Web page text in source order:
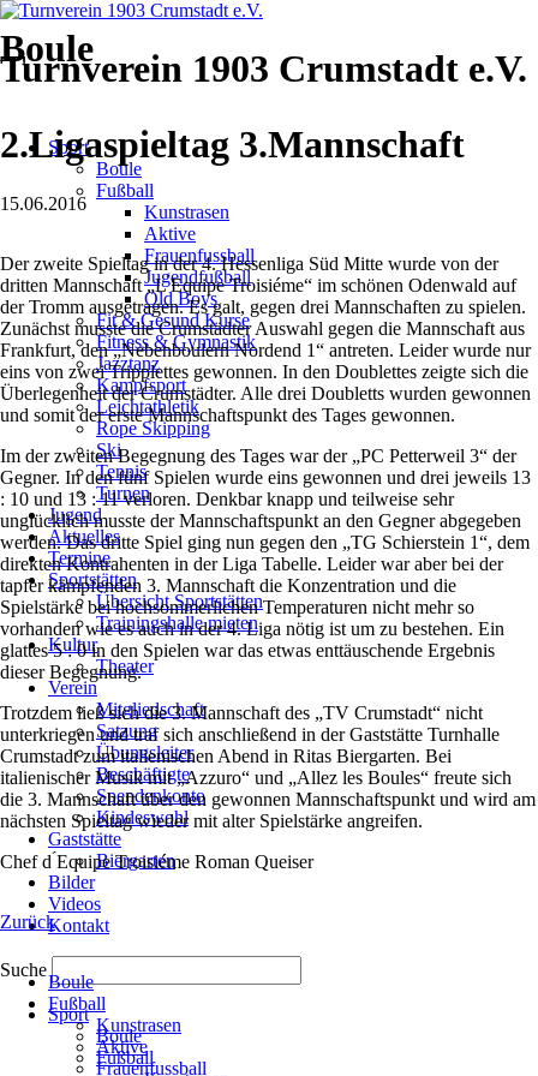
Turnverein 1903 Crumstadt e.V.
Navigation
überspringen
Sport
Boule
Fußball
Kunstrasen
Aktive
Frauenfussball
Jugendfußball
Old Boys
Fit & Gesund Kurse
Fitness & Gymnastik
Jazztanz
Kampfsport
Leichtathletik
Rope Skipping
Ski
Tennis
Turnen
Jugend
Aktuelles
Termine
Sportstätten
Übersicht Sportstätten
Trainingshalle mieten
Kultur
Theater
Verein
Mitgliedschaft
Satzung
Übungsleiter
Beschäftigte
Spendenkonto
Kindeswohl
Gaststätte
Biergarten
Bilder
Videos
Kontakt
Suche
Navigation
überspringen
Sport
Boule
Fußball
Boule
2.Ligaspieltag 3.Mannschaft
15.06.2016
Der zweite Spieltag in der 4. Hessenliga Süd Mitte wurde von der
dritten Mannschaft „L ́Equipe Troisiéme“ im schönen Odenwald auf
der Tromm ausgetragen. Es galt, gegen drei Mannschaften zu spielen.
Zunächst musste die Crumstädter Auswahl gegen die Mannschaft aus
Frankfurt, den „Nebenboulern Nordend 1“ antreten. Leider wurde nur
eins von zwei Tripplettes gewonnen. In den Doublettes zeigte sich die
Überlegenheit der Crumstädter. Alle drei Doubletts wurden gewonnen
und somit der erste Mannschaftspunkt des Tages gewonnen.
Im der zweiten Begegnung des Tages war der „PC Petterweil 3“ der
Gegner. In den fünf Spielen wurde eins gewonnen und drei jeweils 13
: 10 und 13 : 11 verloren. Denkbar knapp und teilweise sehr
unglücklich musste der Mannschaftspunkt an den Gegner abgegeben
werden. Das dritte Spiel ging nun gegen den „TG Schierstein 1“, dem
direkten Kontrahenten in der Liga Tabelle. Leider war aber bei der
tapfer kämpfenden 3. Mannschaft die Konzentration und die
Spielstärke bei hochsommerlichen Temperaturen nicht mehr so
vorhanden wie es auch in der 4. Liga nötig ist um zu bestehen. Ein
glattes 5 : 0 in den Spielen war das etwas enttäuschende Ergebnis
dieser Begegnung.
Trotzdem ließ sich die 3. Mannschaft des „TV Crumstadt“ nicht
unterkriegen und traf sich anschließend in der Gaststätte Turnhalle
Crumstadt zum italienischen Abend in Ritas Biergarten. Bei
italienischer Musik mit „Azzuro“ und „Allez les Boules“ freute sich
die 3. Mannschaft über den gewonnen Mannschaftspunkt und wird am
nächsten Spieltag wieder mit alter Spielstärke angreifen.
Chef d ́Equipe Troisiéme Roman Queiser
Zurück
Navigation
überspringen
Boule
Fußball
Kunstrasen
Aktive
Frauenfussball